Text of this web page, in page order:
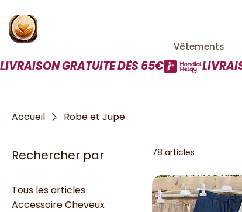
Vêtements
LIVRAISON GRATUITE DÈS 65€
Accueil Robe et Jupe
Rechercher par
Tous les articles
Accessoire Cheveux
78 articles